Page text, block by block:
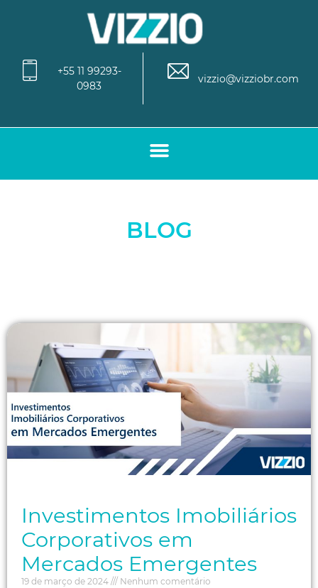
+55 11 99293-
0983
vizzio@vizziobr.com
BLOG
Investimentos Imobiliários
Corporativos em
Mercados Emergentes
19 de março de 2024 Nenhum comentário